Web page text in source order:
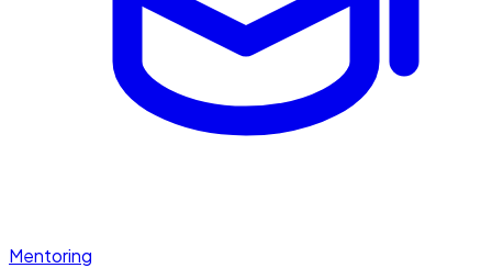
Mentoring